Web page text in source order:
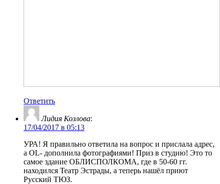
Ответить
Лидия Козлова:
17/04/2017 в 05:13
УРА! Я правильно ответила на вопрос и прислала адрес,
а OL- дополнила фотографиями! Приз в студию! Это то
самое здание ОБЛИСПОЛКОМА, где в 50-60 гг.
находился Театр Эстрады, а теперь нашёл приют
Русский ТЮЗ.